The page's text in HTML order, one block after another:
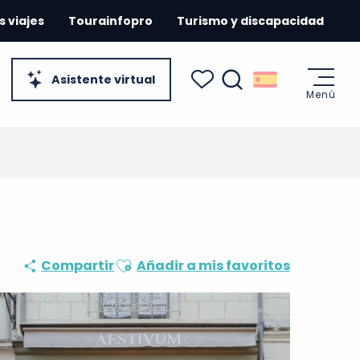
Asistente virtual
viajes Tourainfopro Turismo y discapacidad
Menú
CompartirAjouter aux favoris
Añadir a mis favoritos